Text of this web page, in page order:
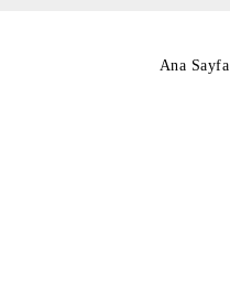
Ana Sayfa